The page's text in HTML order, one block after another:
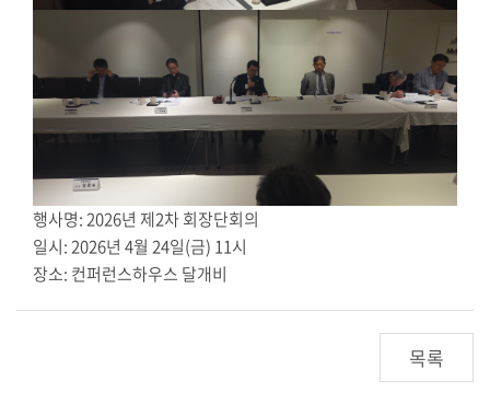
행사명: 2026년 제2차 회장단회의
일시: 2026년 4월 24일(금) 11시
장소: 컨퍼런스하우스 달개비
목록